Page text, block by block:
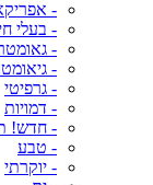
-
- בעלי
-
-
- גרפיטי
- דמויות
- חדש!
- טבע
- יוקרתי